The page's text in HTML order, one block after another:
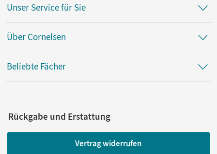
Unser Service für Sie
Über Cornelsen
Beliebte Fächer
Rückgabe und Erstattung
Vertrag widerrufen